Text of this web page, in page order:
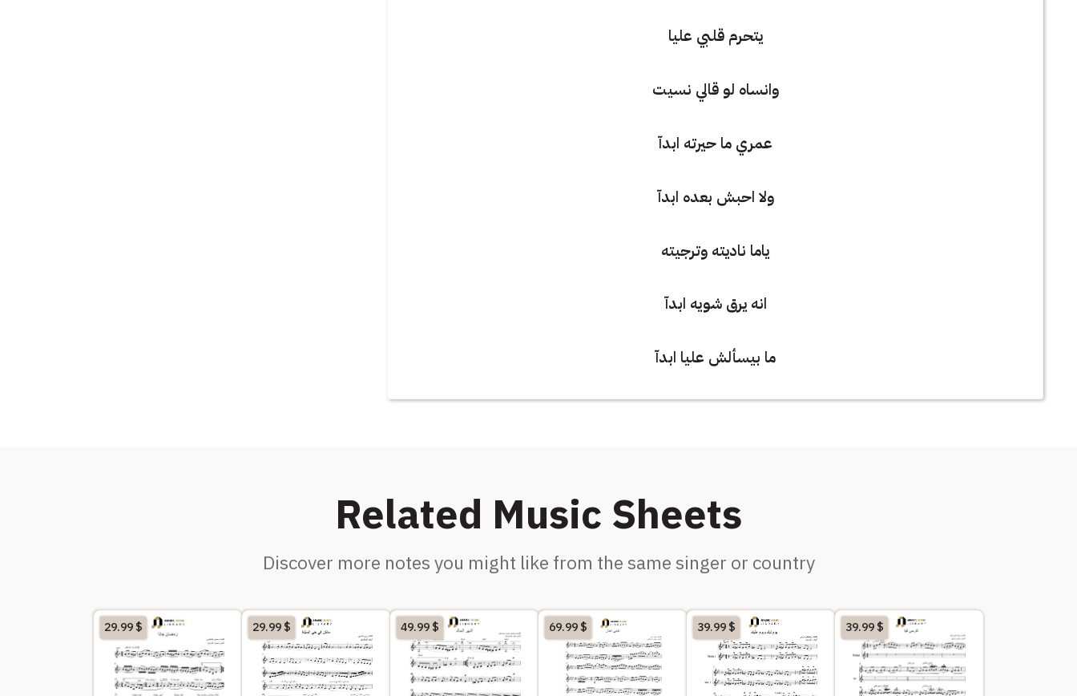
يتحرم قلبي عليا
وانساه لو قالي نسيت
عمري ما حيرته ابدآ
ولا احبش بعده ابدآ
ياما ناديته وترجيته
انه يرق شويه ابدآ
ما بيسألش عليا ابدآ
Related Music Sheets
Discover more notes you might like from the same singer or country
29.99$ 29.99$ 49.99$ 69.99$ 39.99$ 39.99$